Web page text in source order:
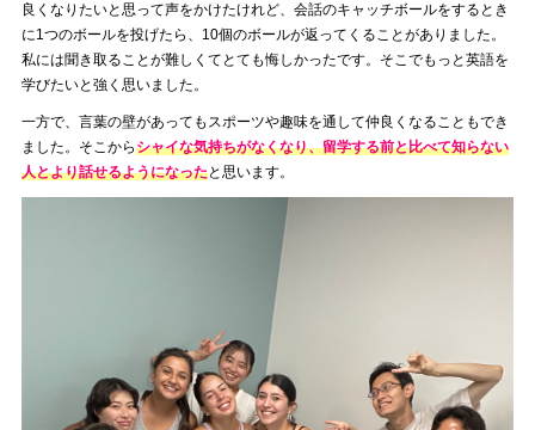
良くなりたいと思って声をかけたけれど、会話のキャッチボールをするとき
に1つのボールを投げたら、10個のボールが返ってくることがありました。
私には聞き取ることが難しくてとても悔しかったです。そこでもっと英語を
学びたいと強く思いました。
一方で、言葉の壁があってもスポーツや趣味を通して仲良くなることもでき
ました。そこからシャイな気持ちがなくなり、留学する前と比べて知らない
人とより話せるようになったと思います。